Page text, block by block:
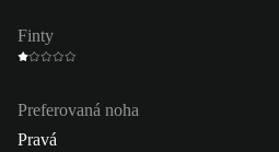
Finty
Preferovaná noha
Pravá